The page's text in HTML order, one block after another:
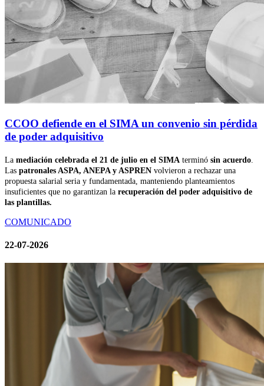
CCOO defiende en el SIMA un convenio sin pérdida
de poder adquisitivo
La mediación celebrada el 21 de julio en el SIMA terminó sin acuerdo
Las patronales ASPA, ANEPA y ASPREN volvieron a rechazar una
propuesta salarial seria y fundamentada, manteniendo planteamientos
insuficientes que no garantizan la recuperación del poder adquisitivo de
las plantillas.
COMUNICADO
22-07-2026